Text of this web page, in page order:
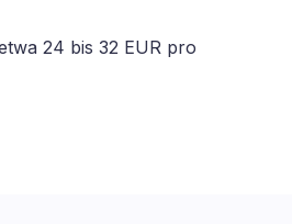
24 bis 32 EUR pro